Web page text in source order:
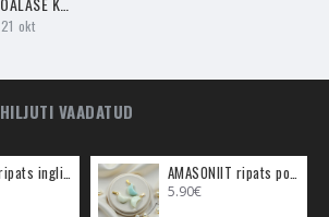
21 okt
HILJUTI VAADATUD
5.90€